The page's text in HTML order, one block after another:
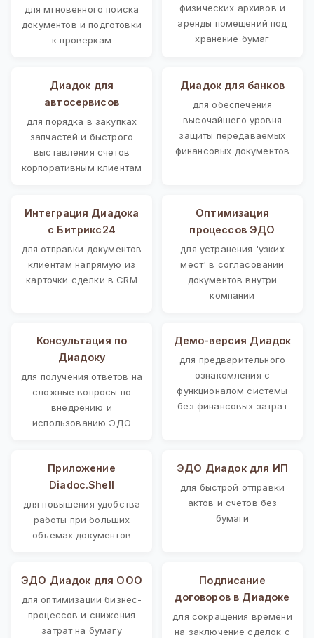
для мгновенного поиска
документов и подготовки
к проверкам
физических архивов и
аренды помещений под
хранение бумаг
Диадок для
автосервисов
для порядка в закупках
запчастей и быстрого
выставления счетов
корпоративным клиентам
Диадок для банков
для обеспечения
высочайшего уровня
защиты передаваемых
финансовых документов
Интеграция Диадока
с Битрикс24
для отправки документов
клиентам напрямую из
карточки сделки в CRM
Оптимизация
процессов ЭДО
для устранения 'узких
мест' в согласовании
документов внутри
компании
Консультация по
Диадоку
для получения ответов на
сложные вопросы по
внедрению и
использованию ЭДО
Демо-версия Диадок
для предварительного
ознакомления с
функционалом системы
без финансовых затрат
Приложение
Diadoc.Shell
для повышения удобства
работы при больших
объемах документов
ЭДО Диадок для ИП
для быстрой отправки
актов и счетов без
бумаги
ЭДО Диадок для ООО
для оптимизации бизнес-
процессов и снижения
затрат на бумагу
Подписание
договоров в Диадоке
для сокращения времени
на заключение сделок с